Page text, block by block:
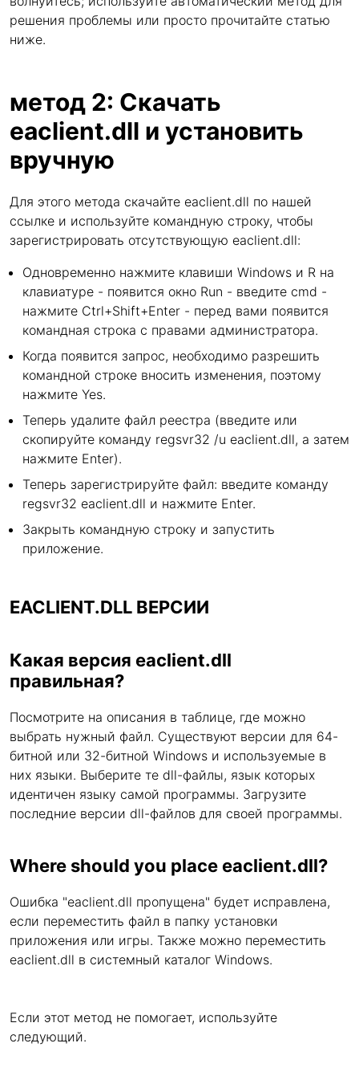
решения проблемы или просто прочитайте статью
ниже.
метод 2: Скачать
eaclient.dll и установить
вручную
Для этого метода скачайте eaclient.dll по нашей
ссылке и используйте командную строку, чтобы
зарегистрировать отсутствующую eaclient.dll:
Одновременно нажмите клавиши Windows и R на
клавиатуре - появится окно Run - введите cmd -
нажмите Ctrl+Shift+Enter - перед вами появится
командная строка с правами администратора.
Когда появится запрос, необходимо разрешить
командной строке вносить изменения, поэтому
нажмите Yes.
Теперь удалите файл реестра (введите или
скопируйте команду regsvr32 /u eaclient.dll, а затем
нажмите Enter).
Теперь зарегистрируйте файл: введите команду
regsvr32 eaclient.dll и нажмите Enter.
Закрыть командную строку и запустить
приложение.
EACLIENT.DLL ВЕРСИИ
Какая версия eaclient.dll
правильная?
Посмотрите на описания в таблице, где можно
выбрать нужный файл. Существуют версии для 64-
битной или 32-битной Windows и используемые в
них языки. Выберите те dll-файлы, язык которых
идентичен языку самой программы. Загрузите
последние версии dll-файлов для своей программы.
Where should you place eaclient.dll?
Ошибка "eaclient.dll пропущена" будет исправлена,
если переместить файл в папку установки
приложения или игры. Также можно переместить
eaclient.dll в системный каталог Windows.
Если этот метод не помогает, используйте
следующий.